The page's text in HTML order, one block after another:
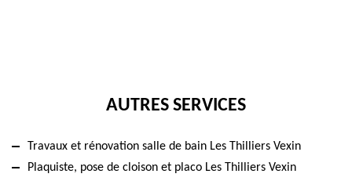
AUTRES SERVICES
Travaux et rénovation salle de bain Les Thilliers Vexin
Plaquiste, pose de cloison et placo Les Thilliers Vexin